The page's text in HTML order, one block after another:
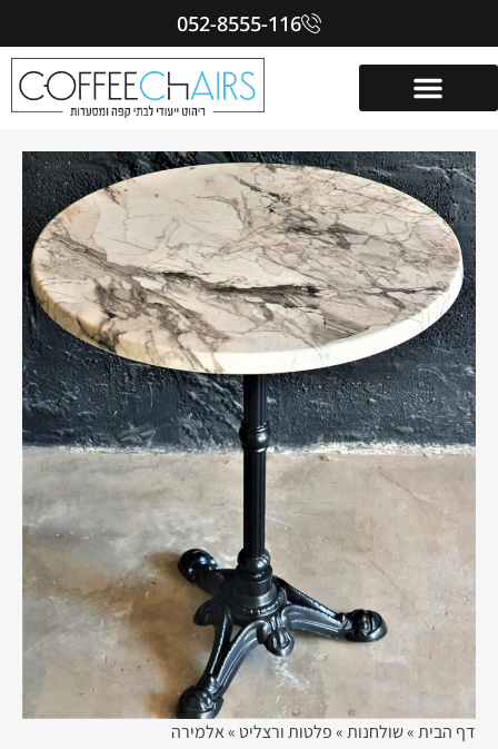
052-8555-116
דף הבית»שולחנות»פלטות ורצליט»אלמירה